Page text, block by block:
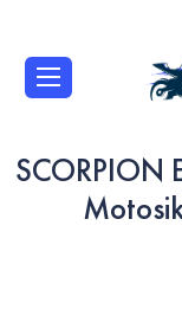
SCORPION